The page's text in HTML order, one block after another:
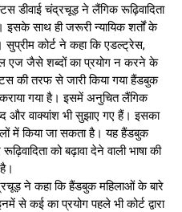
डीवाई चंद्रचूड़ ने लैंगिक रूढ़िवादिता
साथ ही जरूरी न्यायिक शर्तों के
कोर्ट ने कहा कि एडल्ट्रेस,
एज जैसे शब्दों का प्रयोग न करने के
की तरफ से जारी किया गया हैंडबुक
गया है। इसमें अनुचित लैंगिक
और वाक्यांश भी सुझाए गए हैं। इसका
में किया जा सकता है। यह हैंडबुक
को बढ़ावा देने वाली भाषा की
ने कहा कि हैंडबुक महिलाओं के बारे
कई का प्रयोग पहले भी कोर्ट द्वारा